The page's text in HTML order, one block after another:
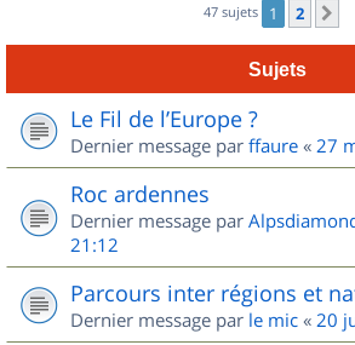
47 sujets 1 2
Sujets
Le Fil de l’Europe ?
Dernier message par ffaure « 27
Roc ardennes
Dernier message par
21:12
Parcours inter régions et
Dernier message par le mic « 20